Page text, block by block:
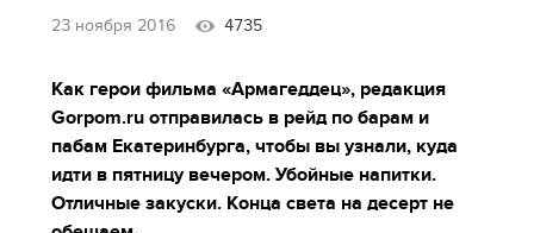
23 ноября 2016 4735
Как герои фильма «Армагеддец», редакция
Gorpom.ru отправилась в рейд по барам и
пабам Екатеринбурга, чтобы вы узнали, куда
идти в пятницу вечером. Убойные напитки.
Отличные закуски. Конца света на десерт не